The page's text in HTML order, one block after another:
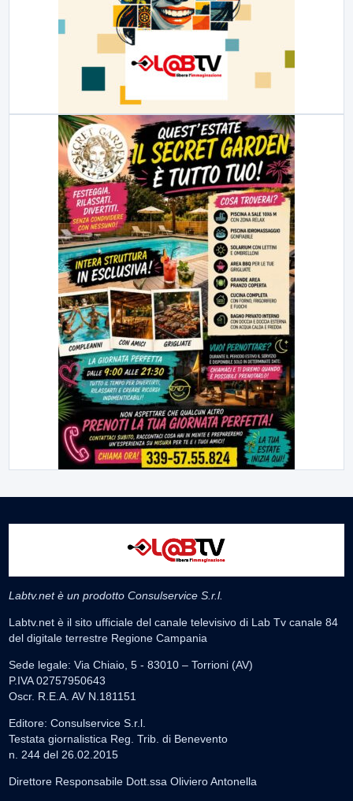
Labtv.net è un prodotto Consulservice S.r.l.
Labtv.net è il sito ufficiale del canale televisivo di Lab Tv canale 84
del digitale terrestre Regione Campania
Sede legale: Via Chiaio, 5 - 83010 – Torrioni (AV)
P.IVA 02757950643
Oscr. R.E.A. AV N.181151
Editore: Consulservice S.r.l.
Testata giornalistica Reg. Trib. di Benevento
n. 244 del 26.02.2015
Direttore Responsabile Dott.ssa Oliviero Antonella